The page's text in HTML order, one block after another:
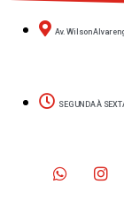
Av. Wilson
SEGUNDA À